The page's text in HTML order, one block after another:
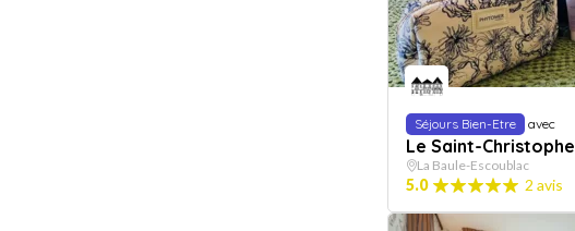
Séjours Bien-Etre avec
Le Saint-Christophe
La Baule-Escoublac
5.0 2 avis